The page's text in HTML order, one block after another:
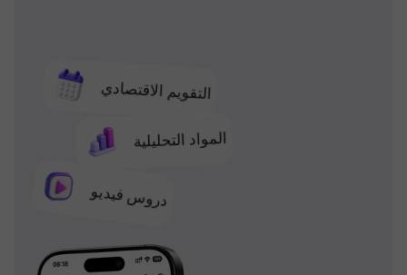
التقويم الاقتصادي
المواد التحليلية
دروس فيديو